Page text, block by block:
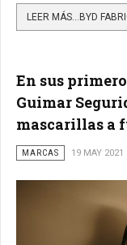
En sus
Guimar
mascarillas a
MARCAS 19 MAY 2021